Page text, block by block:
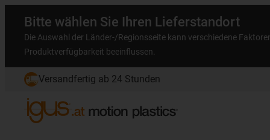
Bitte wählen Sie Ihren Lieferstandort
Die Auswahl der Länder-/Regionsseite kann verschiedene
Produktverfügbarkeit beeinflussen.
Versandfertig ab 24 Stunden